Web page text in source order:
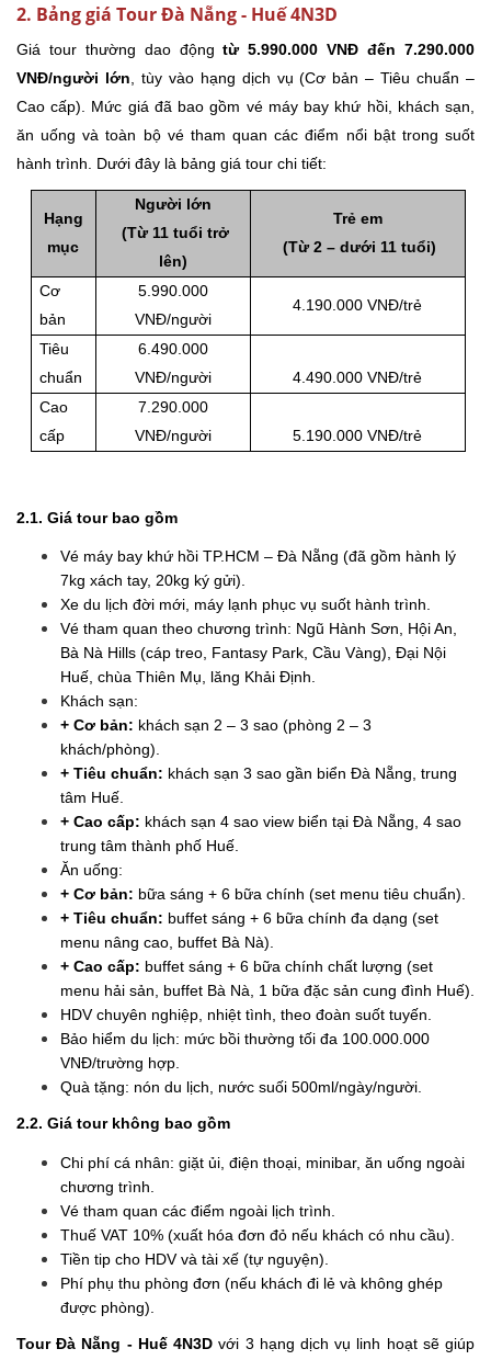
2. Bảng giá Tour Đà Nẵng - Huế 4N3D
Giá tour thường dao độngtừ 5.990.000 VNĐ đến 7.290.000
VNĐ/người lớn , tùy vào hạng dịch vụ (Cơ bản – Tiêu chuẩn –
Cao cấp). Mức giá đã bao gồm vé máy bay khứ hồi, khách sạn,
ăn uống và toàn bộ vé tham quan các điểm nổi bật trong suốt
hành trình. Dưới đây là bảng giá tour chi tiết:
Hạng
mục
Người lớn
(Từ 11 tuổi trở
lên)
Trẻ em
(Từ 2 – dưới 11 tuổi)
Cơ
bản
5.990.000
VNĐ/người
4.190.000 VNĐ/trẻ
Tiêu
chuẩn
6.490.000
VNĐ/người
4.490.000 VNĐ/trẻ
Cao
cấp
7.290.000
VNĐ/người
5.190.000 VNĐ/trẻ
2.1. Giá tour bao gồm
Vé máy bay khứ hồi TP.HCM – Đà Nẵng (đã gồm hành lý
7kg xách tay, 20kg ký gửi).
Xe du lịch đời mới, máy lạnh phục vụ suốt hành trình.
Vé tham quan theo chương trình: Ngũ Hành Sơn, Hội An,
Bà Nà Hills (cáp treo, Fantasy Park, Cầu Vàng), Đại Nội
Huế, chùa Thiên Mụ, lăng Khải Định.
Khách sạn:
+ Cơ bản: khách sạn 2 – 3 sao (phòng 2 – 3
khách/phòng).
+ Tiêu chuẩn: khách sạn 3 sao gần biển Đà Nẵng, trung
tâm Huế.
+ Cao cấp: khách sạn 4 sao view biển tại Đà Nẵng, 4 sao
trung tâm thành phố Huế.
Ăn uống:
+ Cơ bản: bữa sáng + 6 bữa chính (set menu tiêu chuẩn).
+ Tiêu chuẩn: buffet sáng + 6 bữa chính đa dạng (set
menu nâng cao, buffet Bà Nà).
+ Cao cấp: buffet sáng + 6 bữa chính chất lượng (set
menu hải sản, buffet Bà Nà, 1 bữa đặc sản cung đình Huế).
HDV chuyên nghiệp, nhiệt tình, theo đoàn suốt tuyến.
Bảo hiểm du lịch: mức bồi thường tối đa 100.000.000
VNĐ/trường hợp.
Quà tặng: nón du lịch, nước suối 500ml/ngày/người.
2.2. Giá tour không bao gồm
Chi phí cá nhân: giặt ủi, điện thoại, minibar, ăn uống ngoài
chương trình.
Vé tham quan các điểm ngoài lịch trình.
Thuế VAT 10% (xuất hóa đơn đỏ nếu khách có nhu cầu).
Tiền tip cho HDV và tài xế (tự nguyện).
Phí phụ thu phòng đơn (nếu khách đi lẻ và không ghép
được phòng).
Tour Đà Nẵng - Huế 4N3D với 3 hạng dịch vụ linh hoạt sẽ giúp